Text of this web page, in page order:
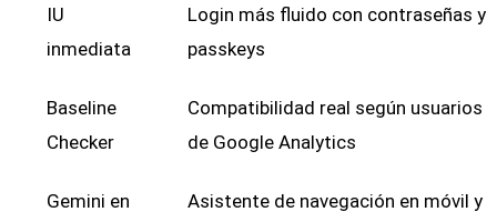
IU
inmediata
Login más fluido con contraseñas y
passkeys
Baseline
Checker
Compatibilidad real según usuarios
de Google Analytics
Gemini en
Asistente de navegación en móvil y